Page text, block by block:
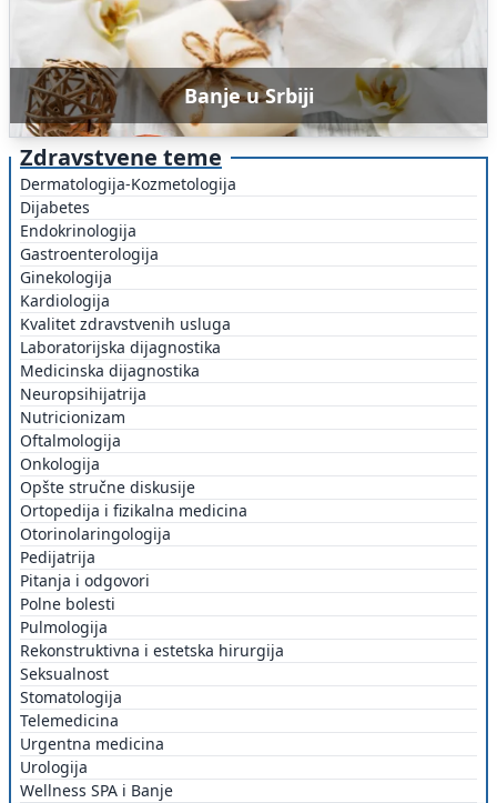
Banje u Srbiji
Zdravstvene teme
Dermatologija-Kozmetologija
Dijabetes
Endokrinologija
Gastroenterologija
Ginekologija
Kardiologija
Kvalitet zdravstvenih usluga
Laboratorijska dijagnostika
Medicinska dijagnostika
Neuropsihijatrija
Nutricionizam
Oftalmologija
Onkologija
Opšte stručne diskusije
Ortopedija i fizikalna medicina
Otorinolaringologija
Pedijatrija
Pitanja i odgovori
Polne bolesti
Pulmologija
Rekonstruktivna i estetska hirurgija
Seksualnost
Stomatologija
Telemedicina
Urgentna medicina
Urologija
Wellness SPA i Banje